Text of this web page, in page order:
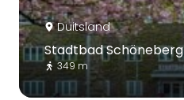
Duitsland
Stadtbad Schöneberg
349 m